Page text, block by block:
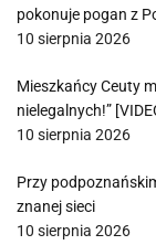
pokonuje pogan z
10 sierpnia 2026
Mieszkańcy Ceuty
nielegalnych!”
10 sierpnia 2026
Przy
znanej sieci
10 sierpnia 2026